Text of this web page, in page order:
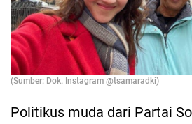
(Sumber: Dok. Instagram @tsamaradki)
Politikus muda dari Partai